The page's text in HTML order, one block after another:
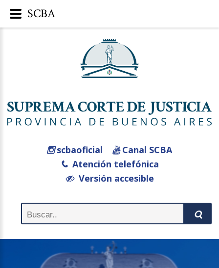
scbaoficial
Canal SCBA
Atención telefónica
Versión accesible
SCBA